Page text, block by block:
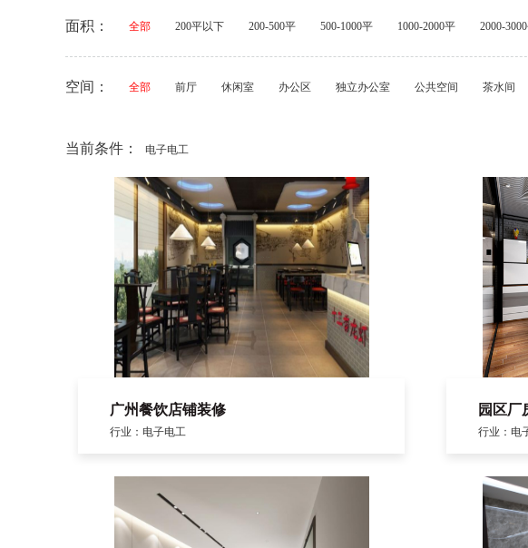
面积： 全部 200平以下 200-500平 500-1000平 1000-2000平 2000-
空间： 全部 前厅 休闲室 办公区 独立办公室 公共空间 茶水间
当前条件： 电子电工
广州餐饮店铺装修
行业：电子电工
园区厂
行业：电